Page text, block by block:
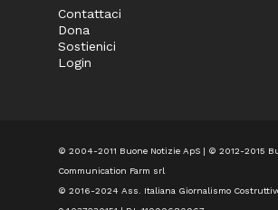
Contattaci
Dona
Sostienici
Login
© 2004-2011 Buone Notizie ApS | © 2012-2015
Communication Farm srl
© 2016-2024 Ass. Italiana Giornalismo